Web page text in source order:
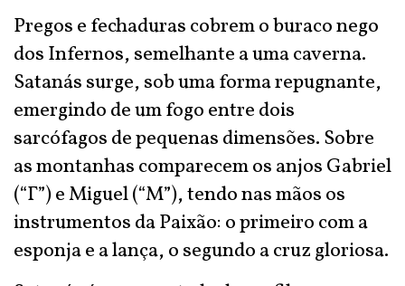
Pregos e fechaduras cobrem o buraco nego
dos Infernos, semelhante a uma caverna.
Satanás surge, sob uma forma repugnante,
emergindo de um fogo entre dois
sarcófagos de pequenas dimensões. Sobre
as montanhas comparecem os anjos Gabriel
(“Γ”) e Miguel (“M”), tendo nas mãos os
instrumentos da Paixão: o primeiro com a
esponja e a lança, o segundo a cruz gloriosa.